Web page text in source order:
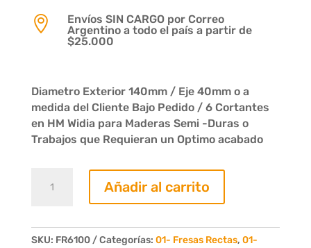

Envíos SIN CARGO por Correo
Argentino a todo el país a partir de
$25.000
Diametro Exterior 140mm / Eje 40mm o a
medida del Cliente Bajo Pedido / 6 Cortantes
en HM Widia para Maderas Semi -Duras o
Trabajos que Requieran un Optimo acabado
Recta
Dientes
Añadir al carrito
SKU: FR6100 Categorías: 01- Fresas Rectas, 01-